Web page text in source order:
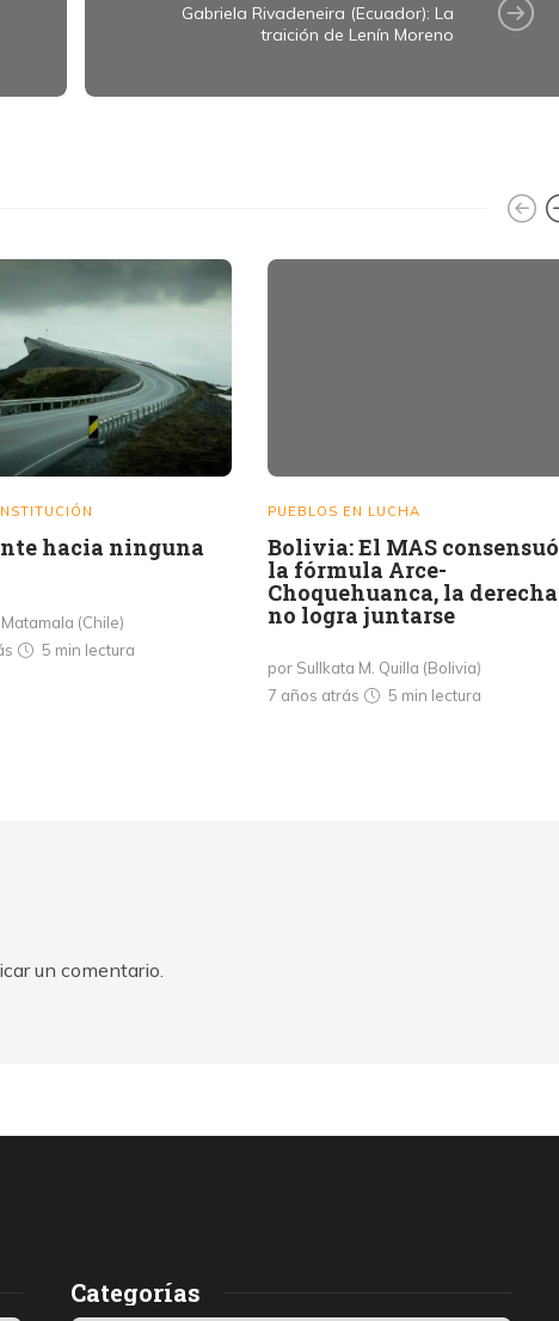
Gabriela Rivadeneira (Ecuador): La
traición de Lenín Moreno
hacia ninguna
(Chile)
5 min lectura
PUEBLOS EN LUCHA
Bolivia: El MAS consensuó
la fórmula Arce-
Choquehuanca, la derecha
no logra juntarse
por Sullkata M. Quilla (Bolivia)
7 años atrás
5 min lectura
un comentario.
Categorías